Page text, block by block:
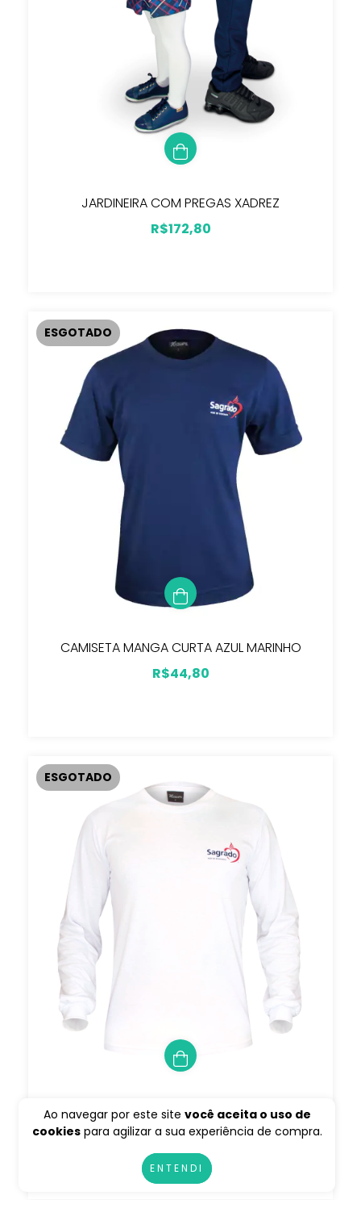
Ao navegar por este site você aceita o uso de
cookiespara agilizar a sua experiência de compra.
ENTENDI
JARDINEIRA COM PREGAS XADREZ
R$172,80
ESGOTADO
CAMISETA MANGA CURTA AZUL MARINHO
R$44,80
ESGOTADO
CAMISETA MANGA LONGA BRANCA PV
R$51,20